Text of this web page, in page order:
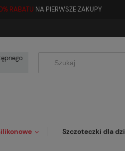
RABATU NA PIERWSZE ZAKUPY
Szczoteczki dla